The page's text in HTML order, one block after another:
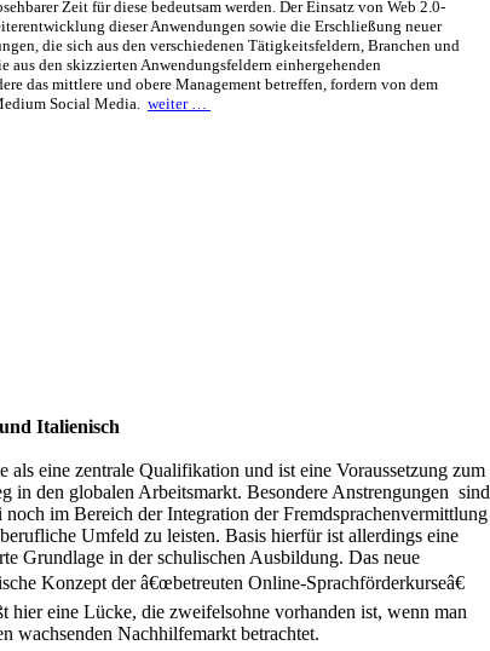
Zeit für diese bedeutsam werden. Der Einsatz von Web 2.0-
dieser Anwendungen sowie die Erschließung neuer
die sich aus den verschiedenen Tätigkeitsfeldern, Branchen und
den skizzierten Anwendungsfeldern einhergehenden
das mittlere und obere Management betreffen, fordern von dem
Social Media. weiter …
Italienisch
als eine zentrale Qualifikation und ist eine Voraussetzung zum
in den globalen Arbeitsmarkt. Besondere Anstrengungen sind
noch im Bereich der Integration der Fremdsprachenvermittlung
Umfeld zu leisten. Basis hierfür ist allerdings eine
Grundlage in der schulischen Ausbildung. Das neue
Konzept der â€œbetreuten Online-Sprachförderkurseâ€
hier eine Lücke, die zweifelsohne vorhanden ist, wenn man
wachsenden Nachhilfemarkt betrachtet.